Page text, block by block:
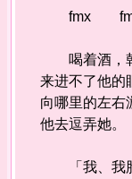
fmx
喝着酒，韩
来进不了他的
向哪里的左右
他去逗弄她。
「我、我脸